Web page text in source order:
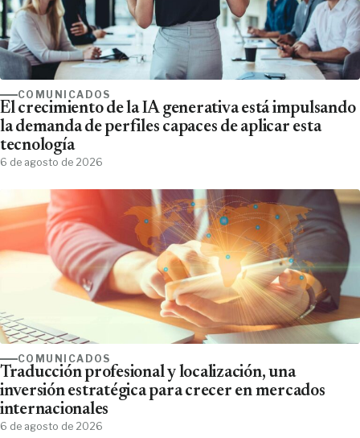
COMUNICADOS
El crecimiento de la IA generativa está impulsando
la demanda de perfiles capaces de aplicar esta
tecnología
6 de agosto de 2026
COMUNICADOS
Traducción profesional y localización, una
inversión estratégica para crecer en mercados
internacionales
6 de agosto de 2026